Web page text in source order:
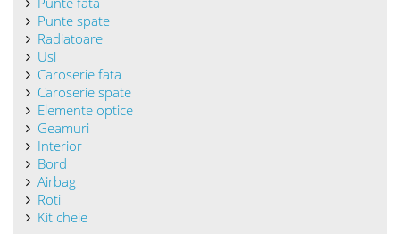
Punte spate
Radiatoare
Usi
Caroserie fata
Caroserie spate
Elemente optice
Geamuri
Interior
Bord
Airbag
Roti
Kit cheie